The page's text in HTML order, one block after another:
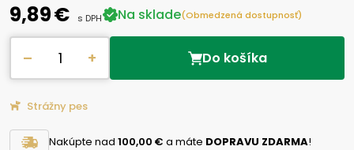
9,89 € s DPH Na sklade(Obmedzená dostupnosť)
– + Do košíka
Strážny pes
Nakúpte nad 100,00 € a máte DOPRAVU ZDARMA!